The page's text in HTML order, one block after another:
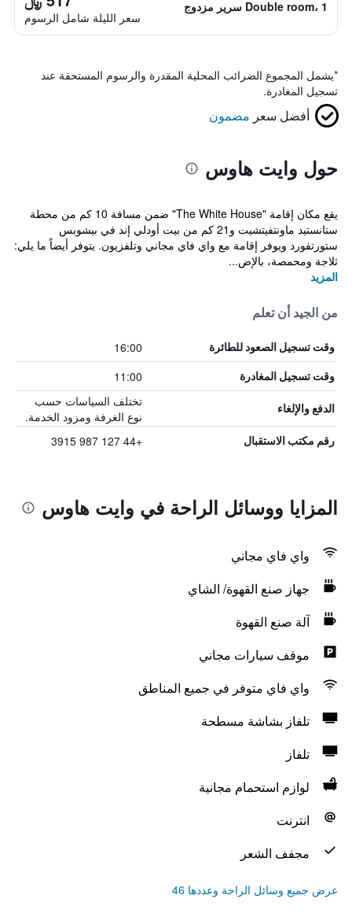
Double room، 1 سرير مزدوج
سعر الليلة شامل الرسوم
*يشمل المجموع الضرائب المحلية المقدرة والرسوم المستحقة عند
تسجيل المغادرة.
أفضل سعر مضمون
حول وايت هاوس
يقع مكان إقامة "The White House" ضمن مسافة 10 كم من محطة
ستانستيد ماونتفيتشيت و21 كم من بيت أودلي إند في بيشوبس
ستورتفورد ويوفر إقامة مع واي فاي مجاني وتلفزيون. يتوفر أيضاً ما يلي:
ثلاجة ومحمصة، بالإض...
المزيد
من الجيد أن تعلم
وقت تسجيل الصعود للطائرة 16:00
وقت تسجيل المغادرة 11:00
الدفع والإلغاء
تختلف السياسات حسب
نوع الغرفة ومزود الخدمة.
رقم مكتب الاستقبال +44 127 987 3915
المزايا ووسائل الراحة في وايت هاوس
واي فاي مجاني
جهاز صنع القهوة/ الشاي
آلة صنع القهوة
موقف سيارات مجاني
واي فاي متوفر في جميع المناطق
تلفاز بشاشة مسطحة
تلفاز
لوازم استحمام مجانية
انترنت
مجفف الشعر
عرض جميع وسائل الراحة وعددها 46